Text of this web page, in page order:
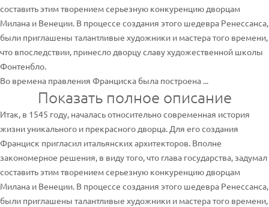
составить этим творением серьезную конкуренцию дворцам
Милана и Венеции. В процессе создания этого шедевра Ренессанса,
были приглашены талантливые художники и мастера того времени,
что впоследствии, принесло дворцу славу художественной школы
Фонтенбло.
Во времена правления Франциска была построена ...
Показать полное описание
Итак, в 1545 году, началась относительно современная история
жизни уникального и прекрасного дворца. Для его создания
Франциск пригласил итальянских архитекторов. Вполне
закономерное решения, в виду того, что глава государства, задумал
составить этим творением серьезную конкуренцию дворцам
Милана и Венеции. В процессе создания этого шедевра Ренессанса,
были приглашены талантливые художники и мастера того времени,